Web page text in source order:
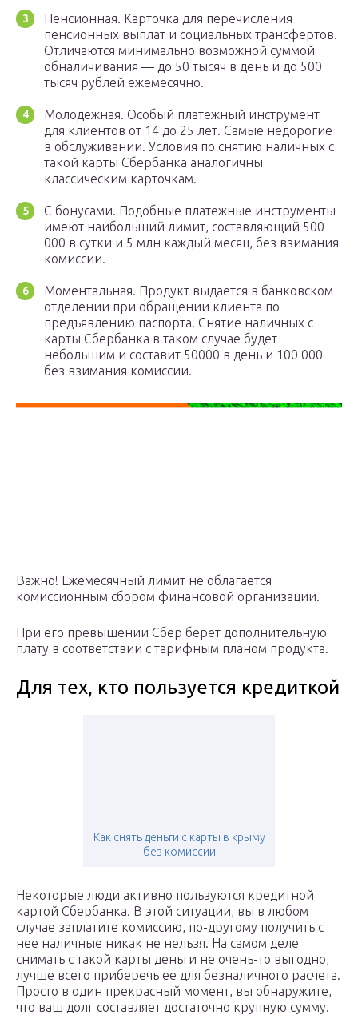
Пенсионная. Карточка для перечисления
пенсионных выплат и социальных трансфертов.
Отличаются минимально возможной суммой
обналичивания — до 50 тысяч в день и до 500
тысяч рублей ежемесячно.
Молодежная. Особый платежный инструмент
для клиентов от 14 до 25 лет. Самые недорогие
в обслуживании. Условия по снятию наличных с
такой карты Сбербанка аналогичны
классическим карточкам.
С бонусами. Подобные платежные инструменты
имеют наибольший лимит, составляющий 500
000 в сутки и 5 млн каждый месяц, без взимания
комиссии.
Моментальная. Продукт выдается в банковском
отделении при обращении клиента по
предъявлению паспорта. Снятие наличных с
карты Сбербанка в таком случае будет
небольшим и составит 50000 в день и 100 000
без взимания комиссии.
Важно! Ежемесячный лимит не облагается
комиссионным сбором финансовой организации.
При его превышении Сбер берет дополнительную
плату в соответствии с тарифным планом продукта.
Для тех, кто пользуется кредиткой
Как снять деньги с карты в крыму
без комиссии
Некоторые люди активно пользуются кредитной
картой Сбербанка. В этой ситуации, вы в любом
случае заплатите комиссию, по-другому получить с
нее наличные никак не нельзя. На самом деле
снимать с такой карты деньги не очень-то выгодно,
лучше всего приберечь ее для безналичного расчета.
Просто в один прекрасный момент, вы обнаружите,
что ваш долг составляет достаточно крупную сумму.